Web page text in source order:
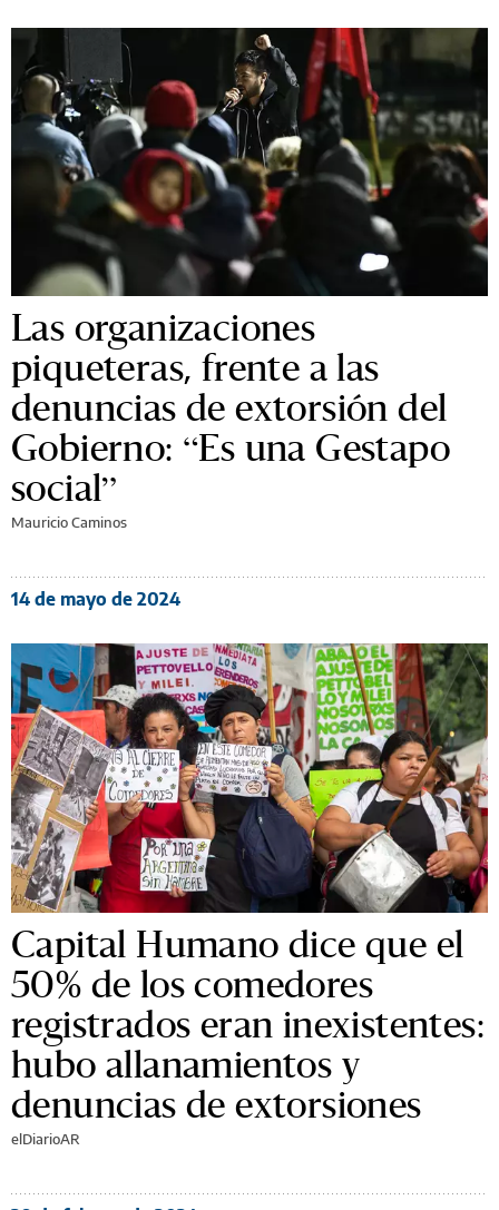
Las organizaciones
piqueteras, frente a las
denuncias de extorsión del
Gobierno: “Es una Gestapo
social”
Mauricio Caminos
14 de mayo de 2024
Capital Humano dice que el
50% de los comedores
registrados eran inexistentes:
hubo allanamientos y
denuncias de extorsiones
elDiarioAR